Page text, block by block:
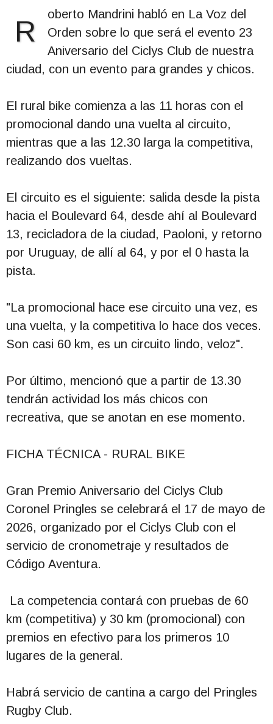
R
oberto Mandrini habló en La Voz del
Orden sobre lo que será el evento 23
Aniversario del Ciclys Club de nuestra
ciudad, con un evento para grandes y chicos.
El rural bike comienza a las 11 horas con el
promocional dando una vuelta al circuito,
mientras que a las 12.30 larga la competitiva,
realizando dos vueltas.
El circuito es el siguiente: salida desde la pista
hacia el Boulevard 64, desde ahí al Boulevard
13, recicladora de la ciudad, Paoloni, y retorno
por Uruguay, de allí al 64, y por el 0 hasta la
pista.
"La promocional hace ese circuito una vez, es
una vuelta, y la competitiva lo hace dos veces.
Son casi 60 km, es un circuito lindo, veloz".
Por último, mencionó que a partir de 13.30
tendrán actividad los más chicos con
recreativa, que se anotan en ese momento.
FICHA TÉCNICA - RURAL BIKE
Gran Premio Aniversario del Ciclys Club
Coronel Pringles se celebrará el 17 de mayo de
2026, organizado por el Ciclys Club con el
servicio de cronometraje y resultados de
Código Aventura.
La competencia contará con pruebas de 60
km (competitiva) y 30 km (promocional) con
premios en efectivo para los primeros 10
lugares de la general.
Habrá servicio de cantina a cargo del Pringles
Rugby Club.